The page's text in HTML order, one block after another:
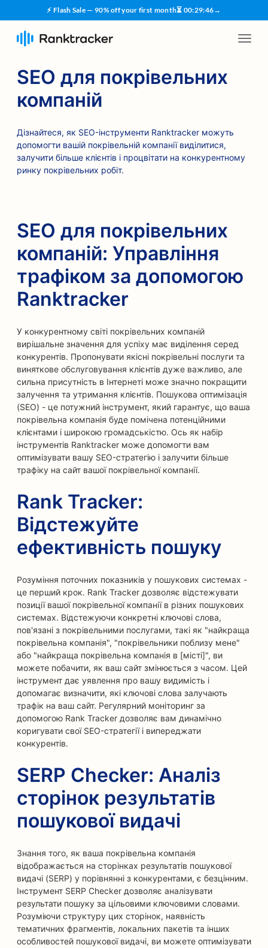
⚡ Flash Sale — 90% off your first month⏳ 00:29:45→
SEO для покрівельних
компаній
Дізнайтеся, як SEO-інструменти Ranktracker можуть
допомогти вашій покрівельній компанії виділитися,
залучити більше клієнтів і процвітати на конкурентному
ринку покрівельних робіт.
SEO для покрівельних
компаній: Управління
трафіком за допомогою
Ranktracker
У конкурентному світі покрівельних компаній
вирішальне значення для успіху має виділення серед
конкурентів. Пропонувати якісні покрівельні послуги та
виняткове обслуговування клієнтів дуже важливо, але
сильна присутність в Інтернеті може значно покращити
залучення та утримання клієнтів. Пошукова оптимізація
(SEO) - це потужний інструмент, який гарантує, що ваша
покрівельна компанія буде помічена потенційними
клієнтами і широкою громадськістю. Ось як набір
інструментів Ranktracker може допомогти вам
оптимізувати вашу SEO-стратегію і залучити більше
трафіку на сайт вашої покрівельної компанії.
Rank Tracker:
Відстежуйте
ефективність пошуку
Розуміння поточних показників у пошукових системах -
це перший крок. Rank Tracker дозволяє відстежувати
позиції вашої покрівельної компанії в різних пошукових
системах. Відстежуючи конкретні ключові слова,
пов'язані з покрівельними послугами, такі як "найкраща
покрівельна компанія", "покрівельники поблизу мене"
або "найкраща покрівельна компанія в [місті]", ви
можете побачити, як ваш сайт змінюється з часом. Цей
інструмент дає уявлення про вашу видимість і
допомагає визначити, які ключові слова залучають
трафік на ваш сайт. Регулярний моніторинг за
допомогою Rank Tracker дозволяє вам динамічно
коригувати свої SEO-стратегії і випереджати
конкурентів.
SERP Checker: Аналіз
сторінок результатів
пошукової видачі
Знання того, як ваша покрівельна компанія
відображається на сторінках результатів пошукової
видачі (SERP) у порівнянні з конкурентами, є безцінним.
Інструмент SERP Checker дозволяє аналізувати
результати пошуку за цільовими ключовими словами.
Розуміючи структуру цих сторінок, наявність
тематичних фрагментів, локальних пакетів та інших
особливостей пошукової видачі, ви можете оптимізувати